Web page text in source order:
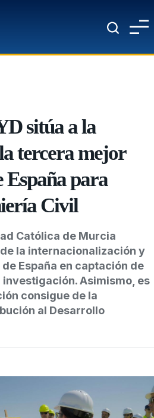
sitúa a la
tercera mejor
España para
Civil
Católica de Murcia
la internacionalización y
España en captación de
Asimismo, es
consigue de la
al Desarrollo